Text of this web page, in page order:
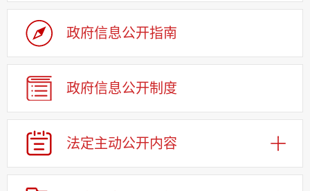
政府信息公开指南
政府信息公开制度
法定主动公开内容